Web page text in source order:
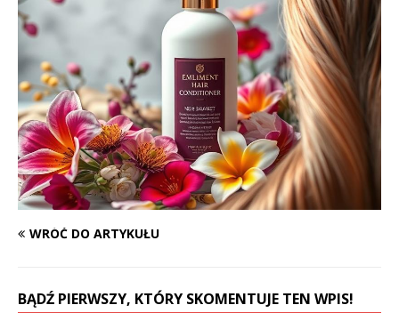
WRÓĆ DO ARTYKUŁU
BĄDŹ PIERWSZY, KTÓRY SKOMENTUJE TEN WPIS!